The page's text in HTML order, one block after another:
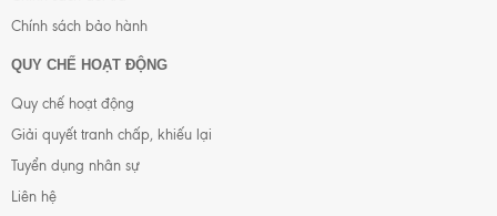
Chính sách bảo hành
QUY CHẾ HOẠT ĐỘNG
Quy chế hoạt động
Giải quyết tranh chấp, khiếu lại
Tuyển dụng nhân sự
Liên hệ